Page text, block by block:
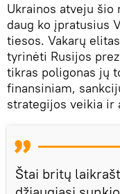
Ukrainos atveju
daug ko įpratusius
tiesos. Vakarų
tyrinėti Rusijos
tikras poligonas jų
finansiniam,
strategijos veikia ir
Štai britų